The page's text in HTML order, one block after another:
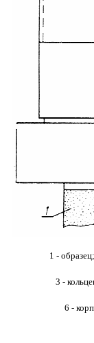
1 -
3 -
6 -